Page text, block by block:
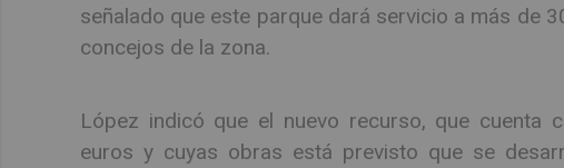
señalado que este parque dará servicio a más de
concejos de la zona.
López indicó que el nuevo recurso, que cuenta
euros y cuyas obras está previsto que se